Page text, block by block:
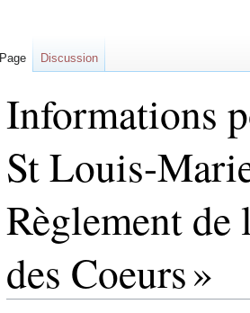
Informations
St Louis-
Règlement
des Coeurs »
Page Discussion